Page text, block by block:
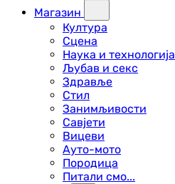
Магазин
Култура
Сцена
Наука и технологија
Љубав и секс
Здравље
Стил
Занимљивости
Савјети
Вицеви
Ауто-мото
Породица
Питали смо...